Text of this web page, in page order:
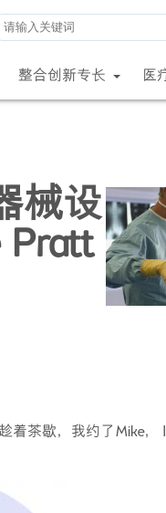
整合创新专长 医
械设
Pratt
茶歇，我约了Mike，